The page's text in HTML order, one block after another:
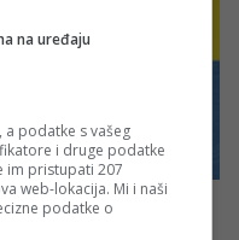
na uređaju
podatke s vašeg
i druge podatke
im pristupati 207
web-lokacija. Mi i naši
podatke o